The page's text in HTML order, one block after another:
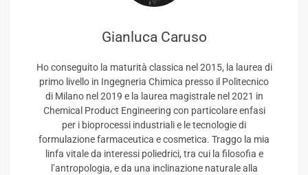
Gianluca Caruso
Ho conseguito la maturità classica nel 2015, la laurea di
primo livello in Ingegneria Chimica presso il Politecnico
di Milano nel 2019 e la laurea magistrale nel 2021 in
Chemical Product Engineering con particolare enfasi
per i bioprocessi industriali e le tecnologie di
formulazione farmaceutica e cosmetica. Traggo la mia
linfa vitale da interessi poliedrici, tra cui la filosofia e
l’antropologia, e da una inclinazione naturale alla